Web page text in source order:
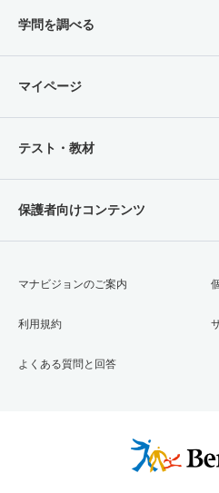
学問を調べる
マイページ
テスト・教材
保護者向けコンテンツ
マナビジョンのご案内
利用規約
よくある質問と回答